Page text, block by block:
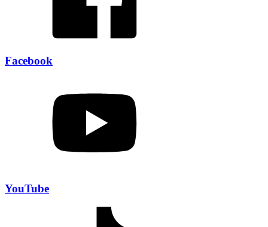
Facebook
YouTube